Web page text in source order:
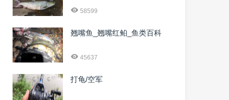
58599
翘嘴鱼_翘嘴红鲌_鱼类百科
45637
打龟/空军